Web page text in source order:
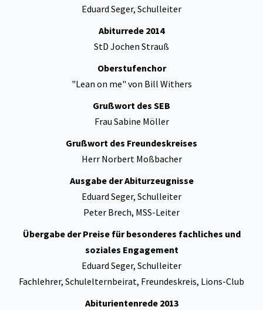
Eduard Seger, Schulleiter
Abiturrede 2014
StD Jochen Strauß
Oberstufenchor
"Lean on me" von Bill Withers
Grußwort des SEB
Frau Sabine Möller
Grußwort des Freundeskreises
Herr Norbert Moßbacher
Ausgabe der Abiturzeugnisse
Eduard Seger, Schulleiter
Peter Brech, MSS-Leiter
Übergabe der Preise für besonderes fachliches und
soziales Engagement
Eduard Seger, Schulleiter
Fachlehrer, Schulelternbeirat, Freundeskreis, Lions-Club
Abiturientenrede 2013